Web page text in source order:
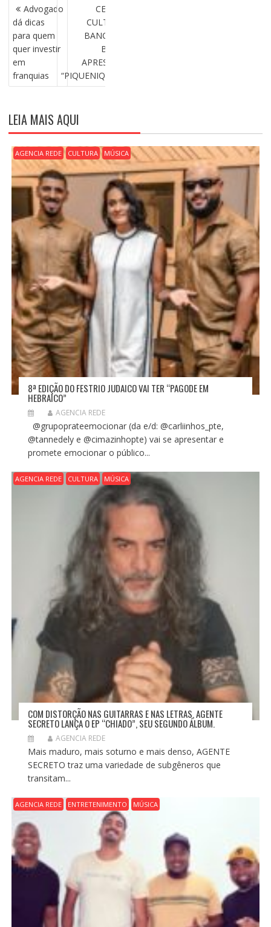
A
V
E
G
A
Ç
O
D
E
P
O
S
T
Advogado
dá dicas
para quem
quer investir
em
franquias
CENTRO
CULTURAL
BANCO DO
BRASIL
APRESENTA
“PIQUENIQUE”
LEIA MAIS AQUI
AGENCIA REDE CULTURA MÚSICA
8ª EDIÇÃO DO FESTRIO JUDAICO VAI TER “PAGODE EM
HEBRAICO”
AGENCIA REDE
@grupoprateemocionar (da e/d: @carliinhos_pte,
@tannedely e @cimazinhopte) vai se apresentar e
promete emocionar o público...
AGENCIA REDE CULTURA MÚSICA
COM DISTORÇÃO NAS GUITARRAS E NAS LETRAS, AGENTE
SECRETO LANÇA O EP “CHIADO”, SEU SEGUNDO ÁLBUM.
AGENCIA REDE
Mais maduro, mais soturno e mais denso, AGENTE
SECRETO traz uma variedade de subgêneros que
transitam...
AGENCIA REDE ENTRETENIMENTO MÚSICA